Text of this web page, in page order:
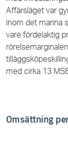
Affärsläget var
inom det marina
vare fördelaktig
med cirka 13
Omsättning